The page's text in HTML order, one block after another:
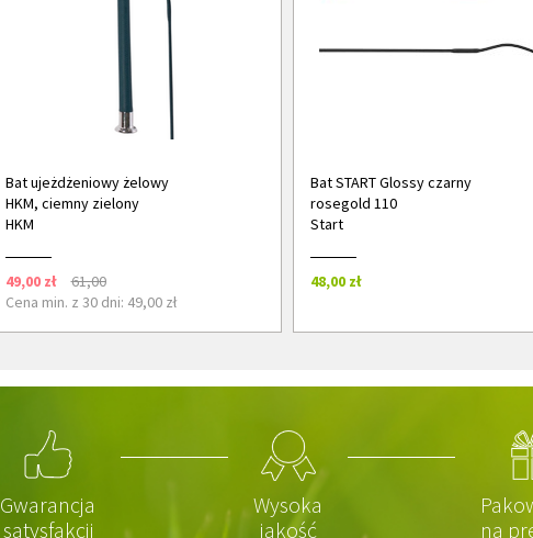
Bat ujeżdżeniowy żelowy
HKM, ciemny zielony
HKM
49,00 zł
61,00
Cena min. z 30 dni: 49,00 zł
Bat START Glossy czarny
rosegold 110
Start
48,00 zł
Gwarancja
satysfakcji
Wysoka
jakość
na